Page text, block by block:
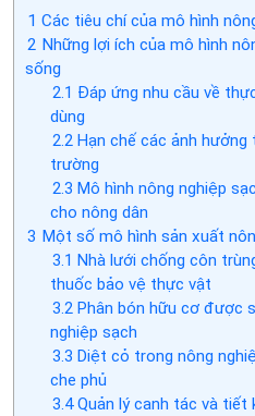
1 Các tiêu chí của mô hình
2 Những lợi ích của mô hình
sống
2.1 Đáp ứng nhu cầu về
dùng
2.2Hạn chế các ảnh
trường
2.3 Mô hình nông nghiệp
cho nông dân
3 Một số mô hình sản xuất
3.1 Nhà lưới chống côn
thuốc bảo vệ thực vật
3.2Phân bón hữu cơ được
nghiệp sạch
3.3 Diệt cỏ trong nông
che phủ
3.4Quản lý canh tác và tiết